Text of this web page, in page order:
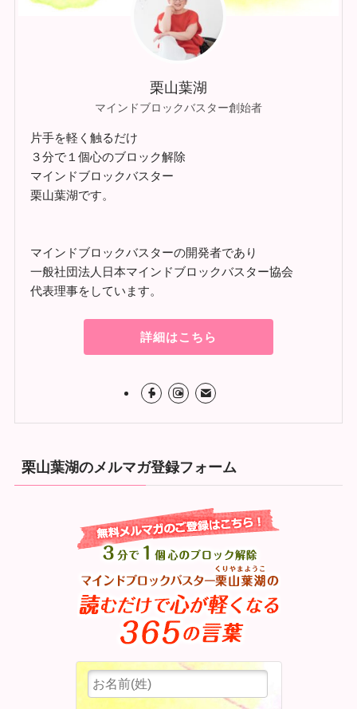
栗山葉湖
マインドブロックバスター創始者
片手を軽く触るだけ
３分で１個心のブロック解除
マインドブロックバスター
栗山葉湖です。
マインドブロックバスターの開発者であり
一般社団法人日本マインドブロックバスター協会
代表理事をしています。
詳細はこちら
栗山葉湖のメルマガ登録フォーム